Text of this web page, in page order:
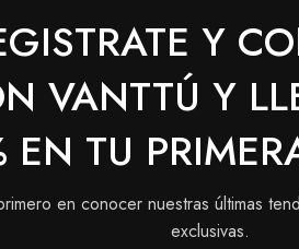
Y
VANTTÚ Y
EN TU
en conocer nuestras últimas
exclusivas.